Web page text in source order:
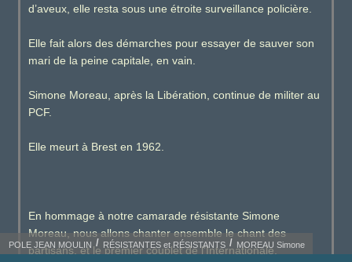
d’aveux, elle resta sous une étroite surveillance policière.
Elle fait alors des démarches pour essayer de sauver son
mari de la peine capitale, en vain.
Simone Moreau, après la Libération, continue de militer au
PCF.
Elle meurt à Brest en 1962.
En hommage à notre camarade résistante Simone
Moreau, nous allons chanter ensemble le chant des
partisans, et le premier couplet de l’Internationale.
POLE JEAN MOULIN RÉSISTANTES et RÉSISTANTS MOREAU Simone